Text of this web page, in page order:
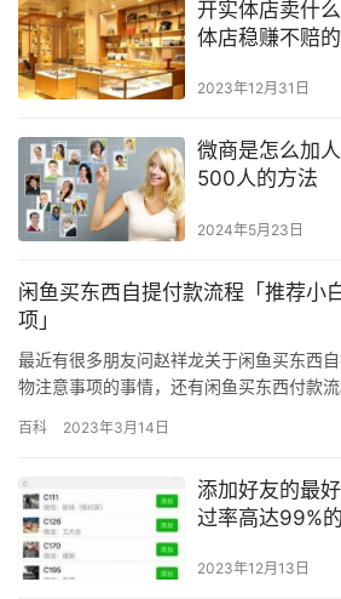
开实体店卖什
体店稳赚不赔
2023年12月31日
微商是怎么加
500人的方法
2024年5月23日
闲鱼买东西自提付款流程「推荐小
项」
最近有很多朋友问赵祥龙关于闲鱼买东西
物注意事项的事情，还有闲鱼买东西付款
一系列总结过的哈！ 而闲鱼作为当下热门
能用花呗，虽然两者为是一家，但由于闲
尚未…
百科 2023年3月14日
添加好友的最
过率高达99%
2023年12月13日